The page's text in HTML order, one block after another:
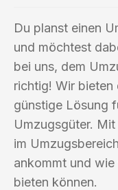
Du planst einen
und möchtest
bei uns, dem
richtig! Wir bieten
günstige Lösung
Umzugsgüter.
im
ankommt und
bieten können.